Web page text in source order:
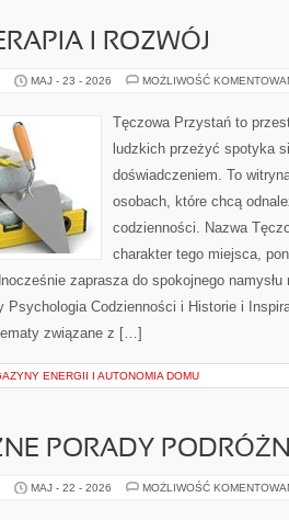
I ROZWÓJ
MAJ - 23 - 2026 MOŻLIWOŚĆ
Tęczowa Przystań to
ludzkich przeżyć spotyka
doświadczeniem. To
osobach, które chcą
codzienności. Nazwa
charakter tego miejsca,
zaprasza do spokojnego
Psychologia Codzienności i Historie i
związane z […]
ENERGII I AUTONOMIA DOMU
PORADY
MAJ - 22 - 2026 MOŻLIWOŚĆ